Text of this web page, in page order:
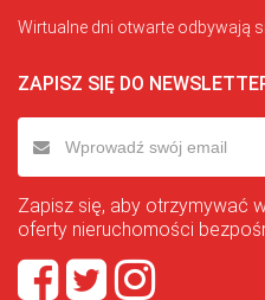
Wirtualne dni otwarte odbywają
ZAPISZ SIĘ DO
Zapisz się, aby otrzymywać
oferty nieruchomości